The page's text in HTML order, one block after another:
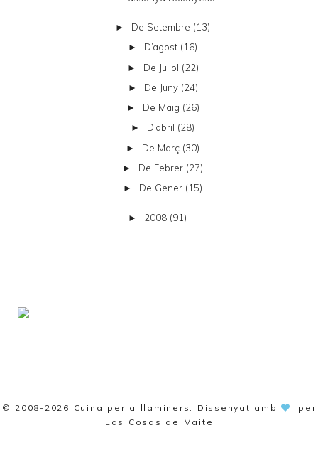
► De Setembre (13)
► D’agost (16)
► De Juliol (22)
► De Juny (24)
► De Maig (26)
► D’abril (28)
► De Març (30)
► De Febrer (27)
► De Gener (15)
► 2008 (91)
© 2008-2026 Cuina per a llaminers . Dissenyat amb
per
Las Cosas de Maite